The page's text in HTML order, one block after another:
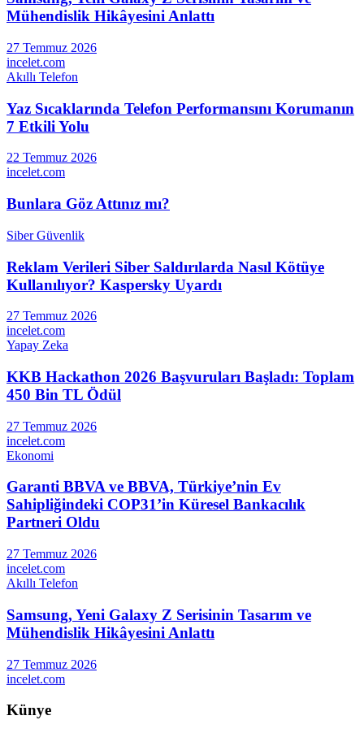
Mühendislik Hikâyesini Anlattı
27 Temmuz 2026
incelet.com
Akıllı Telefon
Yaz Sıcaklarında Telefon Performansını Korumanın
7 Etkili Yolu
22 Temmuz 2026
incelet.com
Bunlara Göz Attınız mı?
Siber Güvenlik
Reklam Verileri Siber Saldırılarda Nasıl Kötüye
Kullanılıyor? Kaspersky Uyardı
27 Temmuz 2026
incelet.com
Yapay Zeka
KKB Hackathon 2026 Başvuruları Başladı: Toplam
450 Bin TL Ödül
27 Temmuz 2026
incelet.com
Ekonomi
Garanti BBVA ve BBVA, Türkiye’nin Ev
Sahipliğindeki COP31’in Küresel Bankacılık
Partneri Oldu
27 Temmuz 2026
incelet.com
Akıllı Telefon
Samsung, Yeni Galaxy Z Serisinin Tasarım ve
Mühendislik Hikâyesini Anlattı
27 Temmuz 2026
incelet.com
Künye